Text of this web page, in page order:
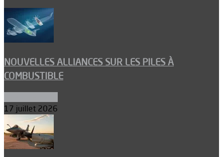
NOUVELLES ALLIANCES SUR LES PILES À
COMBUSTIBLE
17 juillet 2026